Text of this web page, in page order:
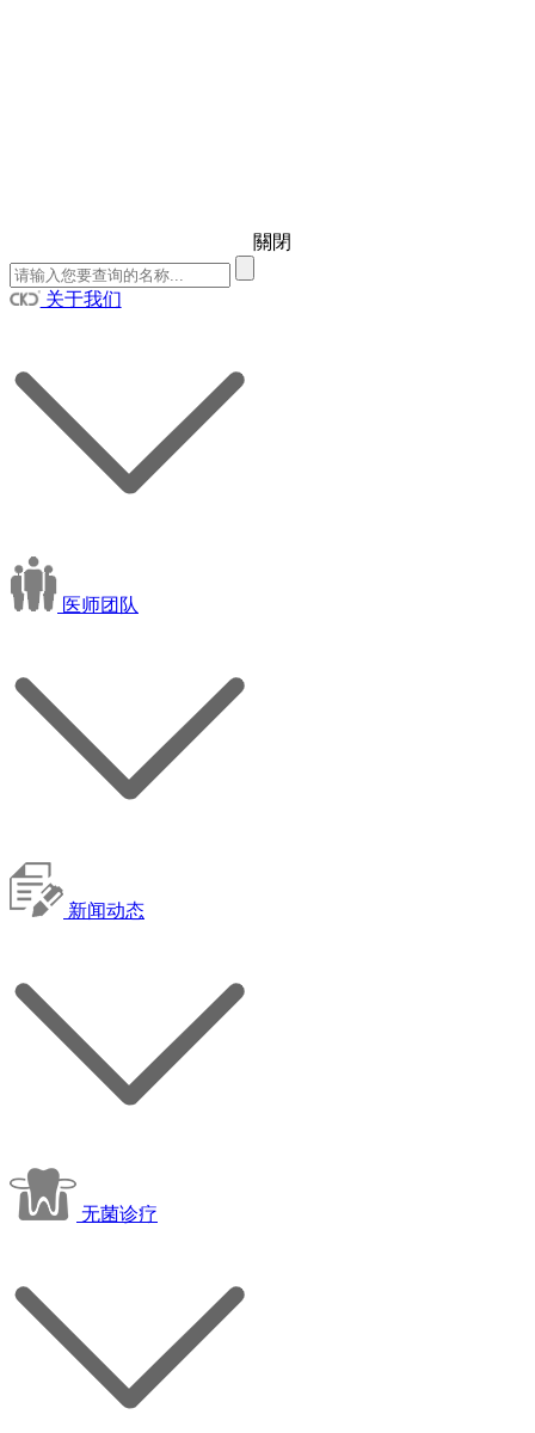
關閉
关于我们
医师团队
新闻动态
无菌诊疗